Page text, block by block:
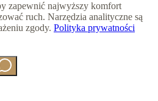
zapewnić najwyższy komfort
ruch. Narzędzia analityczne są
zgody. Polityka prywatności